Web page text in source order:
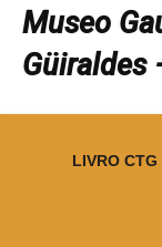
LIVRO
Museo
Güiraldes
um acervo muito
poncho do início